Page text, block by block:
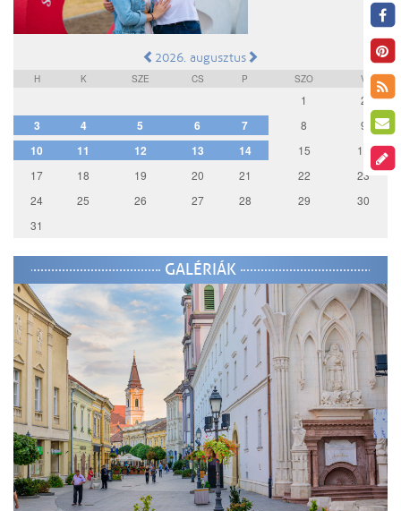
2026. augusztus
H K SZE CS P SZO V
1 2
3 4 5 6 7 8 9
10 11 12 13 14 15
16
17
18 19 20 21 22
23
24
25 26 27 28 29
30
31
GALÉRIÁK